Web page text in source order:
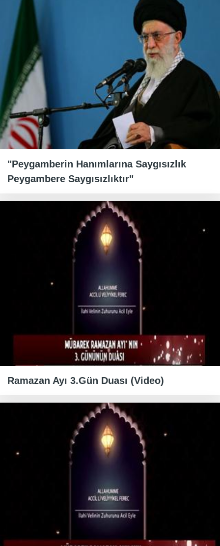
"Peygamberin Hanımlarına Saygısızlık
Peygambere Saygısızlıktır"
Ramazan Ayı 3.Gün Duası (Video)